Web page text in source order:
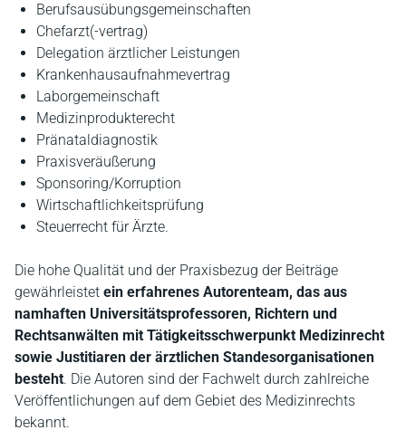
Berufsausübungsgemeinschaften
Chefarzt(-vertrag)
Delegation ärztlicher Leistungen
Krankenhausaufnahmevertrag
Laborgemeinschaft
Medizinprodukterecht
Pränataldiagnostik
Praxisveräußerung
Sponsoring/Korruption
Wirtschaftlichkeitsprüfung
Steuerrecht für Ärzte.
Die hohe Qualität und der Praxisbezug der Beiträge
gewährleistet ein erfahrenes Autorenteam, das aus
namhaften Universitätsprofessoren, Richtern und
Rechtsanwälten mit Tätigkeitsschwerpunkt Medizinrecht
sowie Justitiaren der ärztlichen Standesorganisationen
besteht. Die Autoren sind der Fachwelt durch zahlreiche
Veröffentlichungen auf dem Gebiet des Medizinrechts
bekannt.